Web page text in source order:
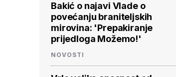
Bakić o najavi Vlade o
povećanju braniteljskih
mirovina: 'Prepakiranje
prijedloga Možemo!'
NOVOSTI